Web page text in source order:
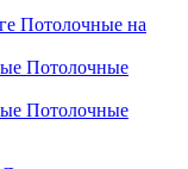
Потолочные на
Потолочные
Потолочные